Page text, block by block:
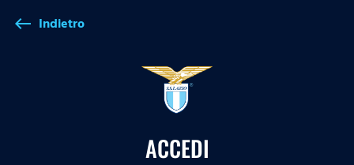
west Indietro
ACCEDI